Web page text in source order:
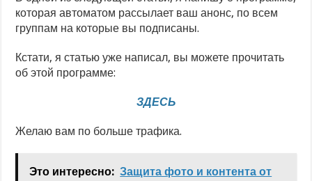
которая автоматом рассылает ваш анонс, по всем
группам на которые вы подписаны.
Кстати, я статью уже написал, вы можете прочитать
об этой программе:
ЗДЕСЬ
Желаю вам по больше трафика.
Это интересно: Защита фото и контента от